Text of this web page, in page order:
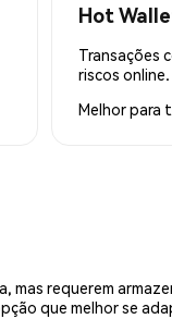
Hot
Transações
riscos online.
Melhor para
mas requerem
que melhor se